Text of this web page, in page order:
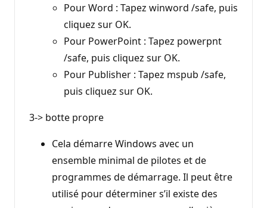
Pour Word : Tapez winword /safe, puis
cliquez sur OK.
Pour PowerPoint : Tapez powerpnt
/safe, puis cliquez sur OK.
Pour Publisher : Tapez mspub /safe,
puis cliquez sur OK.
3-> botte propre
Cela démarre Windows avec un
ensemble minimal de pilotes et de
programmes de démarrage. Il peut être
utilisé pour déterminer s’il existe des